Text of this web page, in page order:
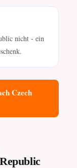
nicht - ein
Czech